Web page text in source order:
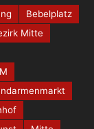
Bebelplatz
Mitte